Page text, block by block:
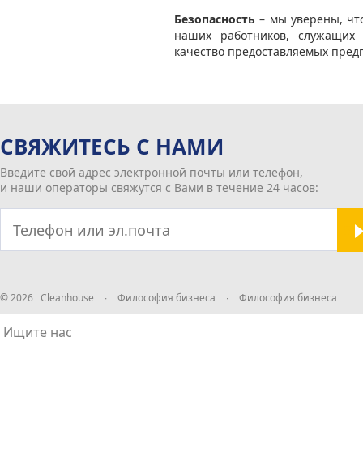
Безопасность – мы уверены,
наших работников,
качество предоставляемых
СВЯЖИТЕСЬ С НАМИ
Введите свой адрес электронной почты или телефон,
и наши операторы свяжутся с Вами в течение 24 часов:
© 2026 Cleanhouse ∙ Философия бизнеса ∙ Философия бизнеса
Ищите нас